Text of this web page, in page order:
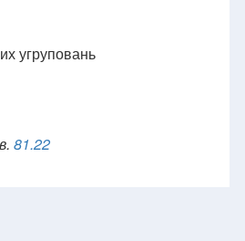
угруповань
81.22